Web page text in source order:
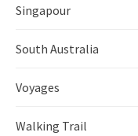
Singapour
South Australia
Voyages
Walking Trail